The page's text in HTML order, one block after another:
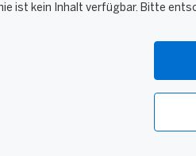
ist kein Inhalt verfügbar. Bitte